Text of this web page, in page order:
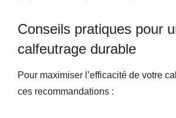
Conseils pratiques pour
calfeutrage durable
Pour maximiser l’efficacité de votre
ces recommandations :